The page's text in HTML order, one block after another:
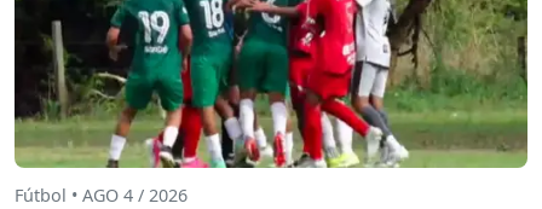
Fútbol • AGO 4 / 2026